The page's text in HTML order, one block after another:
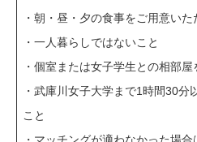
・朝・昼・夕の食事をご用意いた
・一人暮らしではないこと
・個室または女子学生との相部
・武庫川女子大学まで1時間30分
こと
・マッチングが適わなかった場